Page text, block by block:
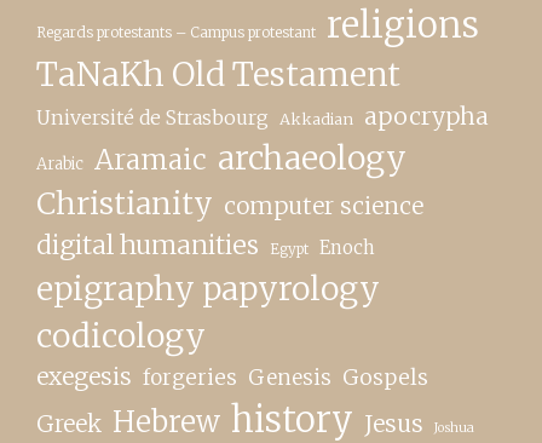
Regards protestants – Campus protestant religions
TaNaKh Old Testament
Université de Strasbourg Akkadian apocrypha
Arabic Aramaic archaeology
Christianity computer science
digital humanities Egypt Enoch
epigraphy papyrology
codicology
exegesis forgeries Genesis Gospels
Greek Hebrew history Jesus Joshua